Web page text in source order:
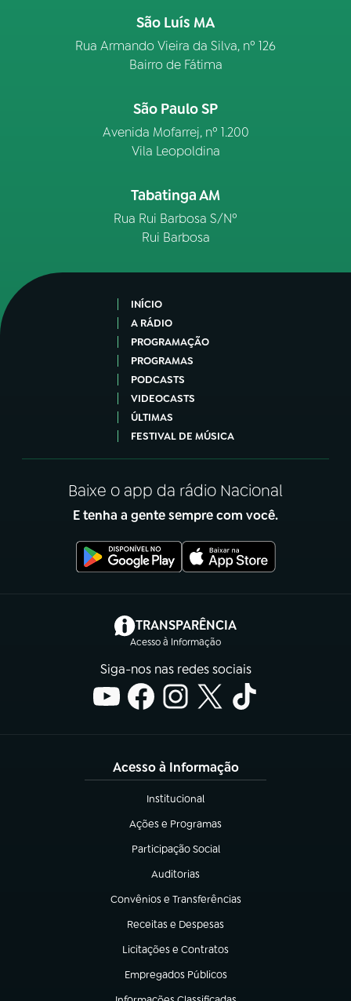
São Luís MA
Rua Armando Vieira da Silva, nº 126
Bairro de Fátima
São Paulo SP
Avenida Mofarrej, nº 1.200
Vila Leopoldina
Tabatinga AM
Rua Rui Barbosa S/Nº
Rui Barbosa
INÍCIO
A RÁDIO
PROGRAMAÇÃO
PROGRAMAS
PODCASTS
VIDEOCASTS
ÚLTIMAS
FESTIVAL DE MÚSICA
Baixe o app da rádio Nacional
E tenha a gente sempre com você.
TRANSPARÊNCIA
Acesso à Informação
(abre em nova aba)
Siga-nos nas redes sociais
Acesso à Informação
Institucional
(abre em nova aba)
Ações e Programas
(abre em nova aba)
Participação Social
(abre em nova aba)
Auditorias
(abre em nova aba)
Convênios e Transferências
(abre em nova aba)
Receitas e Despesas
(abre em nova aba)
Licitações e Contratos
(abre em nova aba)
Empregados Públicos
(abre em nova aba)